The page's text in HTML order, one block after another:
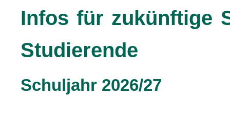
Infos für zukünftige
Studierende
Schuljahr 2026/27